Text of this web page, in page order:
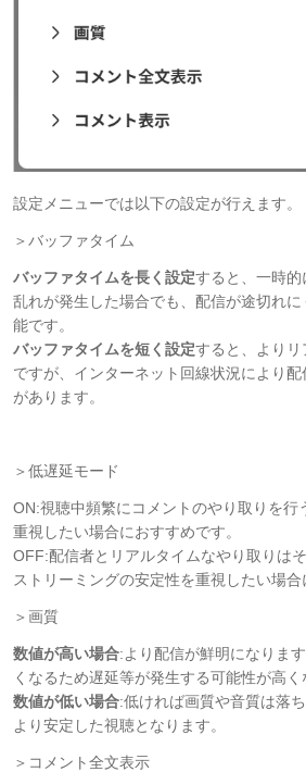
設定メニューでは以下の設定が行えます。
＞バッファタイム
バッファタイムを長く設定すると、一時
乱れが発生した場合でも、配信が途切れ
能です。
バッファタイムを短く設定すると、より
ですが、インターネット回線状況により
があります。
＞低遅延モード
ON:視聴中頻繁にコメントのやり取りを行
重視したい場合におすすめです。
OFF:配信者とリアルタイムなやり取りは
ストリーミングの安定性を重視したい場合
＞画質
数値が高い場合:より配信が鮮明になりま
くなるため遅延等が発生する可能性が高く
数値が低い場合:低ければ画質や音質は落
より安定した視聴となります。
＞コメント全文表示